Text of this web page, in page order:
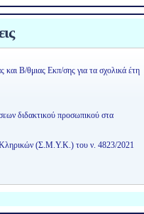
Β/θμιας Εκπ/σης για τα σχολικά έτη
διδακτικού προσωπικού στα
Κληρικών (Σ.Μ.Υ.Κ.) του ν. 4823/2021